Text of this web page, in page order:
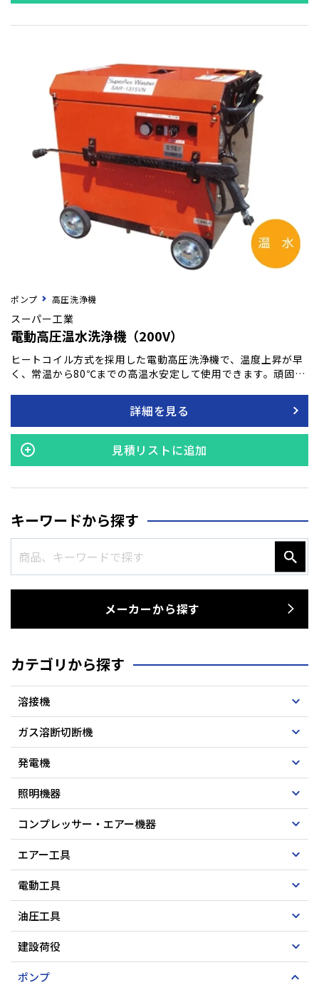
キーワードから探す
メーカーから探す
カテゴリから探す
溶接機
ガス溶断切断機
発電機
照明機器
コンプレッサー・エアー機器
エアー工具
電動工具
油圧工具
建設荷役
ポンプ
ポンプ 高圧洗浄機
スーパー工業
電動高圧温水洗浄機（200V）
ヒートコイル方式を採用した電動高圧洗浄機で、温度上昇が早
く、常温から80℃までの高温水安定して使用できます。頑固な
詳細を見る
見積リストに追加